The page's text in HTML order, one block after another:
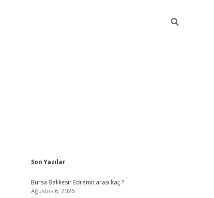
Sidebar
Son Yazılar
Bursa Balıkesir Edremit arası kaç ?
Ağustos 6, 2026